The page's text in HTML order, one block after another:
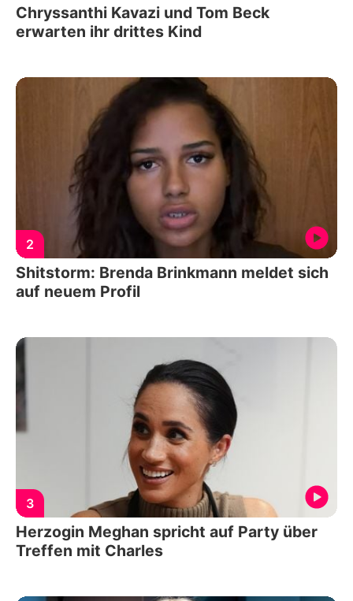
Chryssanthi Kavazi und Tom Beck
erwarten ihr drittes Kind
2
Shitstorm: Brenda Brinkmann meldet sich
auf neuem Profil
3
Herzogin Meghan spricht auf Party über
Treffen mit Charles